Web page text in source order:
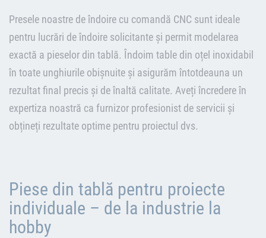
Presele noastre de îndoire cu comandă CNC sunt ideale
pentru lucrări de îndoire solicitante și permit modelarea
exactă a pieselor din tablă. Îndoim table din oțel inoxidabil
în toate unghiurile obișnuite și asigurăm întotdeauna un
rezultat final precis și de înaltă calitate. Aveți încredere în
expertiza noastră ca furnizor profesionist de servicii și
obțineți rezultate optime pentru proiectul dvs.
Piese din tablă pentru proiecte
individuale – de la industrie la
hobby